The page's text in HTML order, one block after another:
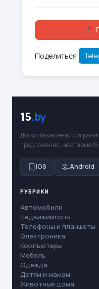
Поделиться:
15.by
Доска объявлений с
предложения, не старше
iOS Android
РУБРИКИ
Автомобили
Недвижимость
Телефоны и планшеты
Электроника
Компьютеры
Мебель
Одежда
Детям и мамам
Животные дома